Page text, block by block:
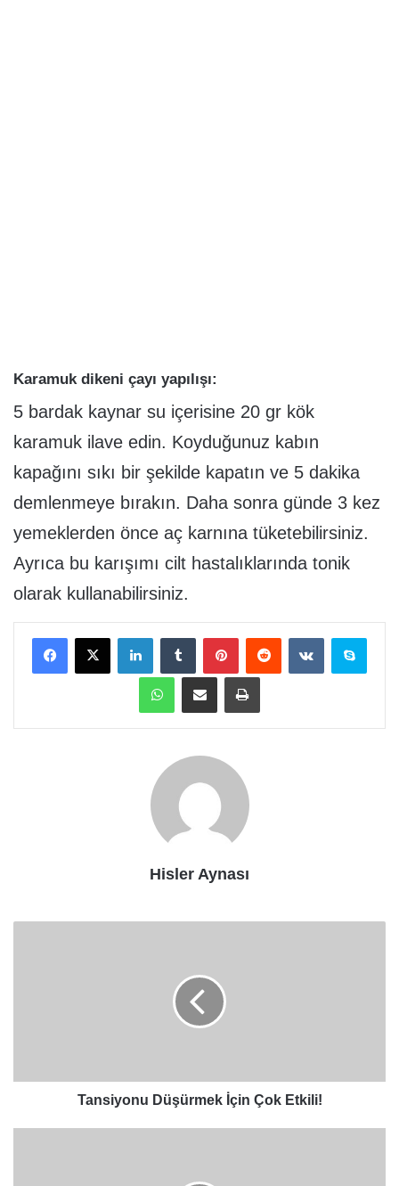
Karamuk dikeni çayı yapılışı:
5 bardak kaynar su içerisine 20 gr kök
karamuk ilave edin. Koyduğunuz kabın
kapağını sıkı bir şekilde kapatın ve 5 dakika
demlenmeye bırakın. Daha sonra günde 3 kez
yemeklerden önce aç karnına tüketebilirsiniz.
Ayrıca bu karışımı cilt hastalıklarında tonik
olarak kullanabilirsiniz.
FacebookX LinkedInTumblr PinterestReddit VKontakteSkype
WhatsAppE-Posta ile paylaş Yazdır
Hisler Aynası
Tansiyonu Düşürmek İçin Çok Etkili!